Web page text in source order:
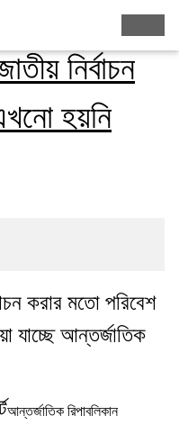
নির্বাচন
হয়নি
করার মতো পরিবেশ
যাচ্ছে আন্তর্জাতিক
আন্তর্জাতিক রিপাবলিকান